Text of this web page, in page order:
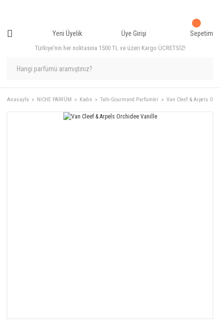
Türkiye'nin her noktasına 1500 TL ve üzeri Kargo ÜCRETSİZ!
Yeni Üyelik Üye Girişi Sepetim
Anasayfa NICHE PARFÜM Kadın Tatlı-Gourmand Parfümler Van Cleef & Arpels